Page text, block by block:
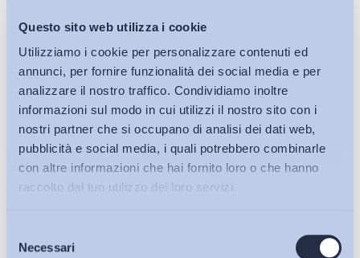
Questo sito web utilizza i cookie
Utilizziamo i cookie per personalizzare contenuti ed
annunci, per fornire funzionalità dei social media e per
analizzare il nostro traffico. Condividiamo inoltre
informazioni sul modo in cui utilizzi il nostro sito con i
nostri partner che si occupano di analisi dei dati web,
pubblicità e social media, i quali potrebbero combinarle
con altre informazioni che hai fornito loro o che hanno
raccolto dal tuo utilizzo dei loro servizi.
delNecessariBollettini ADAPT